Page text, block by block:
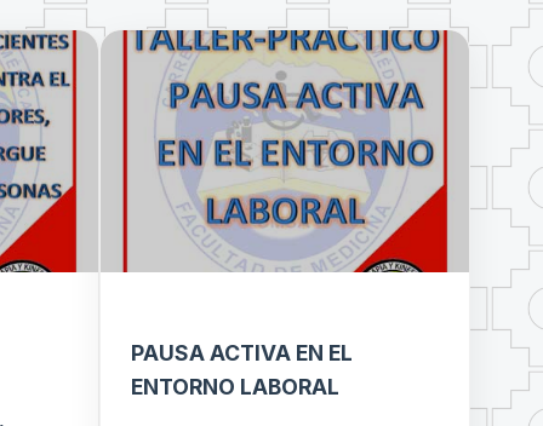
PAUSA ACTIVA EN EL
ENTORNO LABORAL